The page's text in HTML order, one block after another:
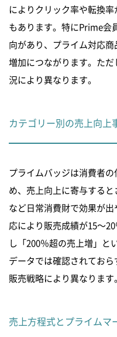
によりクリック率や転換
もあります。特にPrime会
向があり、プライム対応
増加につながります。た
況により異なります。
カテゴリー別の売上向上
プライムバッジは消費者
め、売上向上に寄与する
など日常消費財で効果が
応により販売成績が15〜
し「200％超の売上増」と
データでは確認されてお
販売戦略により異なります
売上方程式とプライムマ